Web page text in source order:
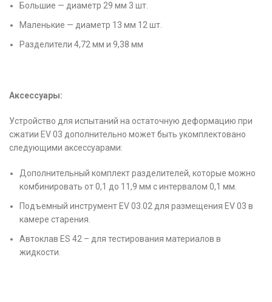
Большие — диаметр 29 мм 3 шт.
Маленькие — диаметр 13 мм 12 шт.
Разделители 4,72 мм и 9,38 мм
Аксессуары:
Устройство для испытаний на остаточную деформацию при
сжатии EV 03 дополнительно может быть укомплектовано
следующими аксессуарами:
Дополнительный комплект разделителей, которые можно
комбинировать от 0,1 до 11,9 мм с интервалом 0,1 мм.
Подъемный инструмент EV 03.02 для размещения EV 03 в
камере старения.
Автоклав ES 42 – для тестирования материалов в
жидкости.